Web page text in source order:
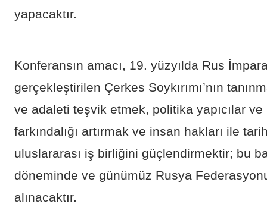
yapacaktır.
Konferansın amacı, 19. yüzyılda Rus
gerçekleştirilen Çerkes Soykırımı’nın
ve adaleti teşvik etmek, politika yapıcılar
farkındalığı artırmak ve insan hakları ile
uluslararası iş birliğini güçlendirmektir; bu
döneminde ve günümüz Rusya
alınacaktır.